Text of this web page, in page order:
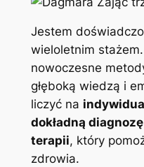
Jestem
wieloletnim
nowoczesne
głęboką wiedzą i
liczyć na
dokładną
terapii, który
zdrowia.